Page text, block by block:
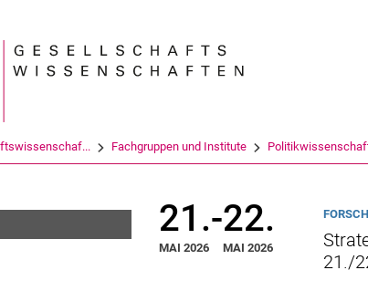
Suchbegriff
Fachgruppen und Institute
21.
MAI 2026
-22.
MAI 2026
21./